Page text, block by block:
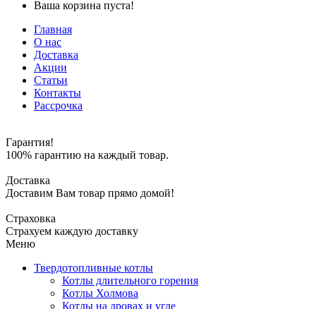
Ваша корзина пуста!
Главная
О нас
Доставка
Акции
Статьи
Контакты
Рассрочка
Гарантия!
100% гарантию на каждый товар.
Доставка
Доставим Вам товар прямо домой!
Страховка
Страхуем каждую доставку
Меню
Твердотопливные котлы
Котлы длительного горения
Котлы Холмова
Котлы на дровах и угле